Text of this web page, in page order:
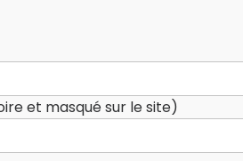
et masqué sur le site)